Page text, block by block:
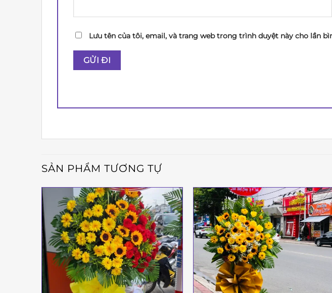
Lưu tên của tôi, email, và trang web trong trình duyệt này cho lần
SẢN PHẨM TƯƠNG TỰ